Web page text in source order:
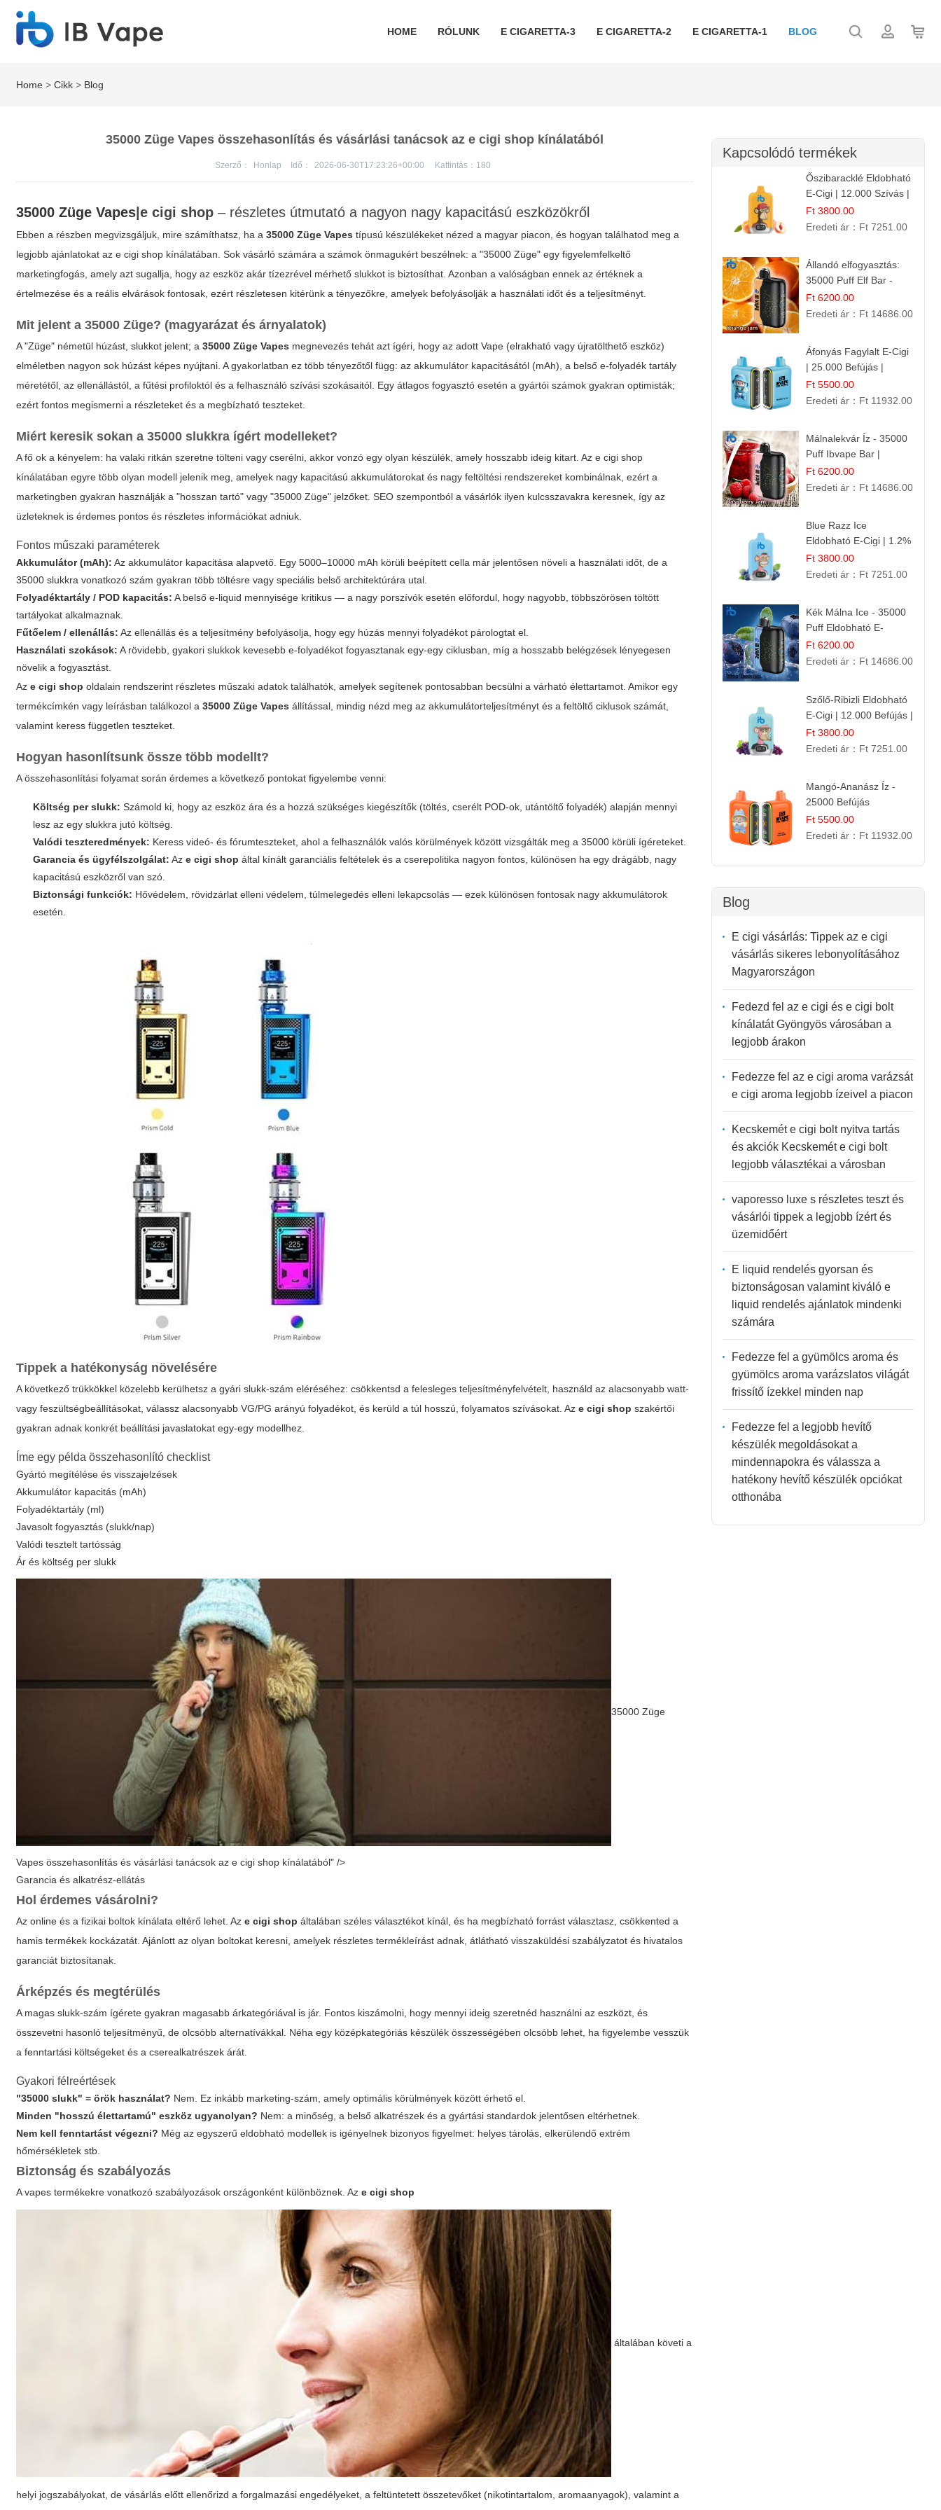
HOME RÓLUNK E CIGARETTA-3 E CIGARETTA-2 E CIGARETTA-1 BLOG
Home >Cikk > Blog
35000 Züge Vapes összehasonlítás és vásárlási tanácsok az e cigi shop kínálatából
Szerző： Honlap Idő： 2026-06-30T17:23:26+00:00 Kattintás： 180
35000 Züge Vapes |e cigi shop – részletes útmutató a nagyon nagy kapacitású eszközökről
Ebben a részben megvizsgáljuk, mire számíthatsz, ha a35000 Züge Vapes típusú készülékeket nézed a magyar piacon, és hogyan találhatod meg a
legjobb ajánlatokat aze cigi shop kínálatában. Sok vásárló számára a számok önmagukért beszélnek: a "35000 Züge" egy figyelemfelkeltő
marketingfogás, amely azt sugallja, hogy az eszköz akár tízezrével mérhető slukkot is biztosíthat. Azonban a valóságban ennek az értéknek a
értelmezése és a reális elvárások fontosak, ezért részletesen kitérünk a tényezőkre, amelyek befolyásolják a használati időt és a teljesítményt.
Mit jelent a 35000 Züge? (magyarázat és árnyalatok)
A "Züge" németül húzást, slukkot jelent; a35000 Züge Vapes megnevezés tehát azt ígéri, hogy az adott Vape (elrakható vagy újratölthető eszköz)
elméletben nagyon sok húzást képes nyújtani. A gyakorlatban ez több tényezőtől függ: az akkumulátor kapacitásától (mAh), a belső e-folyadék tartály
méretétől, az ellenállástól, a fűtési profiloktól és a felhasználó szívási szokásaitól. Egy átlagos fogyasztó esetén a gyártói számok gyakran optimisták;
ezért fontos megismerni a részleteket és a megbízható teszteket.
Miért keresik sokan a 35000 slukkra ígért modelleket?
A fő ok a kényelem: ha valaki ritkán szeretne tölteni vagy cserélni, akkor vonzó egy olyan készülék, amely hosszabb ideig kitart. Aze cigi shop
kínálatában egyre több olyan modell jelenik meg, amelyek nagy kapacitású akkumulátorokat és nagy feltöltési rendszereket kombinálnak, ezért a
marketingben gyakran használják a "hosszan tartó" vagy "35000 Züge" jelzőket. SEO szempontból a vásárlók ilyen kulcsszavakra keresnek, így az
üzleteknek is érdemes pontos és részletes információkat adniuk.
Fontos műszaki paraméterek
Akkumulátor (mAh): Az akkumulátor kapacitása alapvető. Egy 5000–10000 mAh körüli beépített cella már jelentősen növeli a használati időt, de a
35000 slukkra vonatkozó szám gyakran több töltésre vagy speciális belső architektúrára utal.
Folyadéktartály / POD kapacitás: A belső e-liquid mennyisége kritikus — a nagy porszívók esetén előfordul, hogy nagyobb, többszörösen töltött
tartályokat alkalmaznak.
Fűtőelem / ellenállás: Az ellenállás és a teljesítmény befolyásolja, hogy egy húzás mennyi folyadékot párologtat el.
Használati szokások: A rövidebb, gyakori slukkok kevesebb e-folyadékot fogyasztanak egy-egy ciklusban, míg a hosszabb belégzések lényegesen
növelik a fogyasztást.
Aze cigi shop oldalain rendszerint részletes műszaki adatok találhatók, amelyek segítenek pontosabban becsülni a várható élettartamot. Amikor egy
termékcímkén vagy leírásban találkozol a35000 Züge Vapes állítással, mindig nézd meg az akkumulátorteljesítményt és a feltöltő ciklusok számát,
valamint keress független teszteket.
Hogyan hasonlítsunk össze több modellt?
A összehasonlítási folyamat során érdemes a következő pontokat figyelembe venni:
Költség per slukk: Számold ki, hogy az eszköz ára és a hozzá szükséges kiegészítők (töltés, cserélt POD-ok, utántöltő folyadék) alapján mennyi
lesz az egy slukkra jutó költség.
Valódi teszteredmények: Keress videó- és fórumteszteket, ahol a felhasználók valós körülmények között vizsgálták meg a 35000 körüli ígéreteket.
Garancia és ügyfélszolgálat: Aze cigi shop által kínált garanciális feltételek és a cserepolitika nagyon fontos, különösen ha egy drágább, nagy
kapacitású eszközről van szó.
Biztonsági funkciók: Hővédelem, rövidzárlat elleni védelem, túlmelegedés elleni lekapcsolás — ezek különösen fontosak nagy akkumulátorok
esetén.
Tippek a hatékonyság növelésére
A következő trükkökkel közelebb kerülhetsz a gyári slukk-szám eléréséhez: csökkentsd a felesleges teljesítményfelvételt, használd az alacsonyabb watt-
vagy feszültségbeállításokat, válassz alacsonyabb VG/PG arányú folyadékot, és kerüld a túl hosszú, folyamatos szívásokat. Aze cigi shop szakértői
gyakran adnak konkrét beállítási javaslatokat egy-egy modellhez.
Íme egy példa összehasonlító checklist
Gyártó megítélése és visszajelzések
Akkumulátor kapacitás (mAh)
Folyadéktartály (ml)
Javasolt fogyasztás (slukk/nap)
Valódi tesztelt tartósság
Ár és költség per slukk
35000 Züge
Vapes összehasonlítás és vásárlási tanácsok az e cigi shop kínálatából" />
Garancia és alkatrész-ellátás
Hol érdemes vásárolni?
Az online és a fizikai boltok kínálata eltérő lehet. Aze cigi shop általában széles választékot kínál, és ha megbízható forrást választasz, csökkented a
hamis termékek kockázatát. Ajánlott az olyan boltokat keresni, amelyek részletes termékleírást adnak, átlátható visszaküldési szabályzatot és hivatalos
garanciát biztosítanak.
Árképzés és megtérülés
A magas slukk-szám ígérete gyakran magasabb árkategóriával is jár. Fontos kiszámolni, hogy mennyi ideig szeretnéd használni az eszközt, és
összevetni hasonló teljesítményű, de olcsóbb alternatívákkal. Néha egy középkategóriás készülék összességében olcsóbb lehet, ha figyelembe vesszük
a fenntartási költségeket és a cserealkatrészek árát.
Gyakori félreértések
"35000 slukk" = örök használat? Nem. Ez inkább marketing-szám, amely optimális körülmények között érhető el.
Minden "hosszú élettartamú" eszköz ugyanolyan? Nem: a minőség, a belső alkatrészek és a gyártási standardok jelentősen eltérhetnek.
Nem kell fenntartást végezni? Még az egyszerű eldobható modellek is igényelnek bizonyos figyelmet: helyes tárolás, elkerülendő extrém
hőmérsékletek stb.
Biztonság és szabályozás
A vapes termékekre vonatkozó szabályozások országonként különböznek. Aze cigi shop
általában követi a
helyi jogszabályokat, de vásárlás előtt ellenőrizd a forgalmazási engedélyeket, a feltüntetett összetevőket (nikotintartalom, aromaanyagok), valamint a
Kapcsolódó termékek
Őszibaracklé Eldobható
E-Cigi | 12.000 Szívás |
Frissítő Barack Íz
Ft 3800.00
Eredeti ár： Ft 7251.00
Állandó elfogyasztás:
35000 Puff Elf Bar -
Narancslekvár íz
Ft 6200.00
Eredeti ár： Ft 14686.00
Áfonyás Fagylalt E-Cigi
| 25.000 Befújás |
Eldobható E-Cigaretta
Ft 5500.00
Eredeti ár： Ft 11932.00
Málnalekvár Íz - 35000
Puff Ibvape Bar |
Gazdag Gyümölcsös
Ízélmény!
Ft 6200.00
Eredeti ár： Ft 14686.00
Blue Razz Ice
Eldobható E-Cigi | 1.2%
Nikotin | Jéghideg
Málna Íz
Ft 3800.00
Eredeti ár： Ft 7251.00
Kék Málna Ice - 35000
Puff Eldobható E-
cigaretta | Élénkítő
Gyümölcsös
Ft 6200.00
Eredeti ár： Ft 14686.00
Szőlő-Ribizli Eldobható
E-Cigi | 12.000 Befújás |
Friss Gyümölcs Íz
Ft 3800.00
Eredeti ár： Ft 7251.00
Mangó-Ananász Íz -
25000 Befújás
Eldobható E-ciga |
Trópusi Gyümölcs
Ft 5500.00
Eredeti ár： Ft 11932.00
Blog
E cigi vásárlás: Tippek az e cigi
vásárlás sikeres lebonyolításához
Magyarországon
Fedezd fel az e cigi és e cigi bolt
kínálatát Gyöngyös városában a
legjobb árakon
Fedezze fel az e cigi aroma varázsát
e cigi aroma legjobb ízeivel a piacon
Kecskemét e cigi bolt nyitva tartás
és akciók Kecskemét e cigi bolt
legjobb választékai a városban
vaporesso luxe s részletes teszt és
vásárlói tippek a legjobb ízért és
üzemidőért
E liquid rendelés gyorsan és
biztonságosan valamint kiváló e
liquid rendelés ajánlatok mindenki
számára
Fedezze fel a gyümölcs aroma és
gyümölcs aroma varázslatos világát
frissítő ízekkel minden nap
Fedezze fel a legjobb hevítő
készülék megoldásokat a
mindennapokra és válassza a
hatékony hevítő készülék opciókat
otthonába